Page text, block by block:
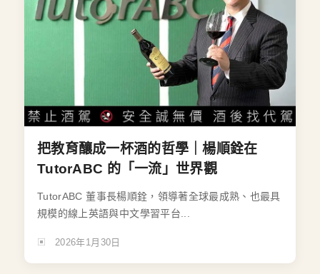
把教育釀成一杯酒的哲學｜楊順銓在
TutorABC 的「一流」世界觀
TutorABC 董事長楊順銓，領導著全球最成熟、也最具
規模的線上英語與中文學習平台...
2026年1月30日